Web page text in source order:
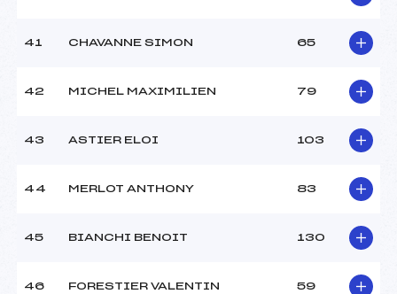
41 CHAVANNE SIMON 65
42 MICHEL MAXIMILIEN 79
43 ASTIER ELOI 103
44 MERLOT ANTHONY 83
45 BIANCHI BENOIT 130
46 FORESTIER VALENTIN 59